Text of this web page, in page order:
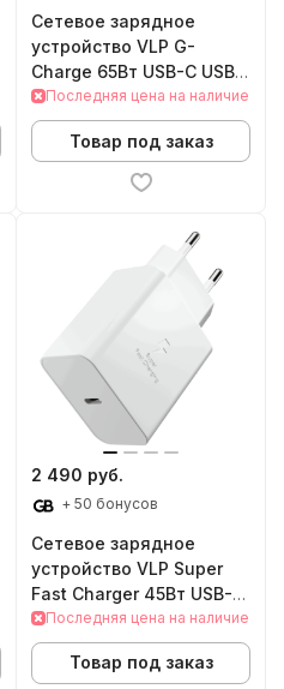
Сетевое зарядное
устройство VLP G-
Charge 65Вт USB-C USB-
A (Черный)
Последняя цена на наличие
Товар под заказ
2 490 руб.
+ 50 бонусов
Сетевое зарядное
устройство VLP Super
Fast Charger 45Вт USB-C
(White)
Последняя цена на наличие
Товар под заказ